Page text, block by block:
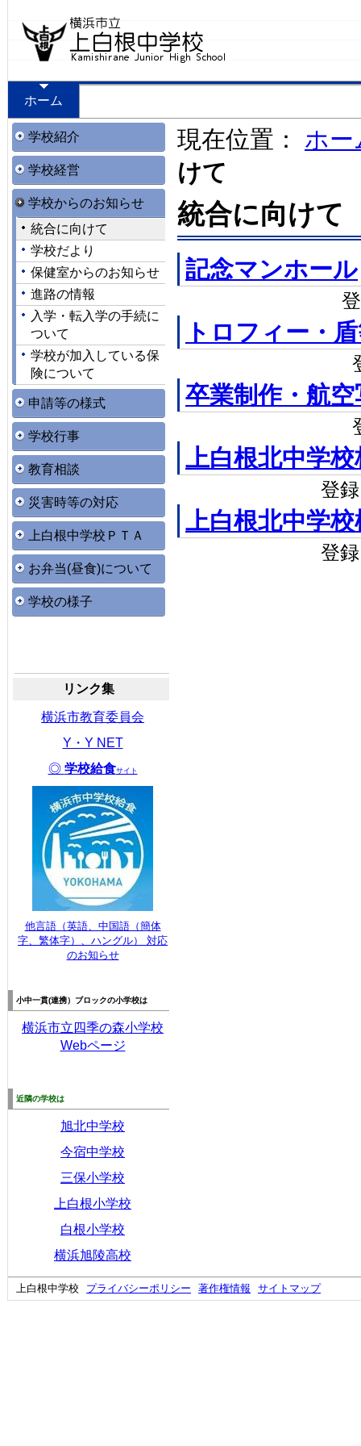
ホーム
学校紹介
学校経営
学校からのお知らせ
統合に向けて
学校だより
保健室からのお知らせ
進路の情報
入学・転入学の手続に
ついて
学校が加入している保
険について
申請等の様式
学校行事
教育相談
災害時等の対応
上白根中学校ＰＴＡ
お弁当(昼食)について
学校の様子
リンク集
横浜市教育委員会
Y・Y NET
◎ 学校給食サイト
他言語（英語、中国語（簡体
字、繁体字）、ハングル） 対応
のお知らせ
小中一貫(連携） ブロックの小学校は
横浜市立四季の森小学校
Webページ
近隣の学校は
旭北中学校
今宿中学校
三保小学校
上白根小学校
白根小学校
横浜旭陵高校
現在位置： ホー
けて
統合に向けて
記念マンホール
トロフィー・
卒業制作・航空
上白根北中学校
登
上白根北中学
登
上白根中学校 プライバシーポリシー 著作権情報 サイトマップ